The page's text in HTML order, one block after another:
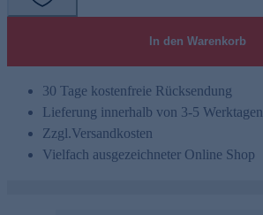
In den Warenkorb
30 Tage kostenfreie Rücksendung
Lieferung innerhalb von 3-5 Werktagen
Zzgl.Versandkosten
Vielfach ausgezeichneter Online Shop